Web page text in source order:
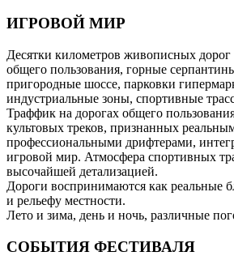
ИГРОВОЙ МИР
Десятки километров живописных дорог
общего пользования, горные
пригородные шоссе, парковки
индустриальные зоны, спортивные
Траффик на дорогах общего
культовых треков, признанных
профессиональными дрифтерами,
игровой мир. Атмосфера спортивных
высочайшей детализацией.
Дороги воспринимаются как реальные
и рельефу местности.
Лето и зима, день и ночь, различные
СОБЫТИЯ ФЕСТИВАЛЯ